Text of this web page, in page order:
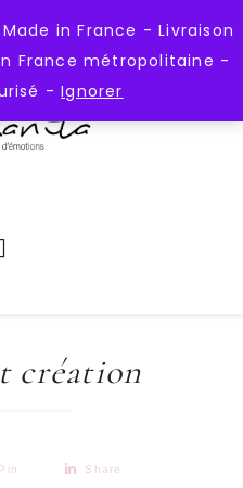
création
Pin Share
in France - Livraison
France métropolitaine -
-Ignorer